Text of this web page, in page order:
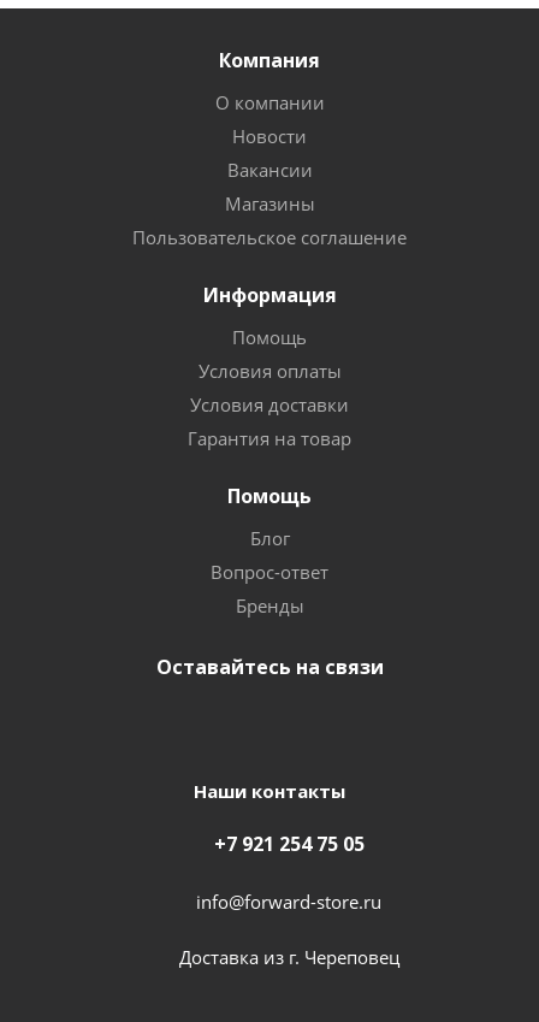
Компания
О компании
Новости
Вакансии
Магазины
Пользовательское соглашение
Информация
Помощь
Условия оплаты
Условия доставки
Гарантия на товар
Помощь
Блог
Вопрос-ответ
Бренды
Оставайтесь на связи
Наши контакты
+7 921 254 75 05
info@forward-store.ru
Доставка из г. Череповец